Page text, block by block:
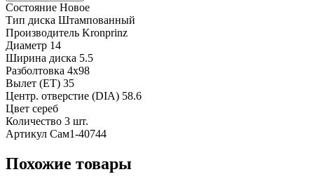
Состояние Новое
Тип диска Штампованный
Производитель Kronprinz
Диаметр 14
Ширина диска 5.5
Разболтовка 4x98
Вылет (ET) 35
Центр. отверстие (DIA) 58.6
Цвет сереб
Количество 3 шт.
Артикул Сам1-40744
Похожие товары